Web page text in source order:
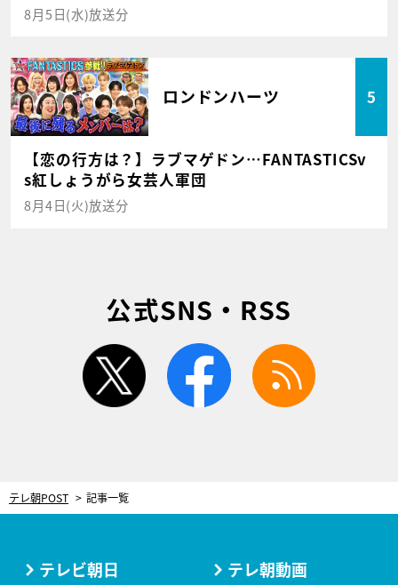
8月5日(水)放送分
ロンドンハーツ 5
【恋の行方は？】ラブマゲドン…FANTASTICSv
s紅しょうがら女芸人軍団
8月4日(火)放送分
公式SNS・RSS
twitter facebook
テレ朝POST 記事一覧
テレビ朝日 テレ朝動画